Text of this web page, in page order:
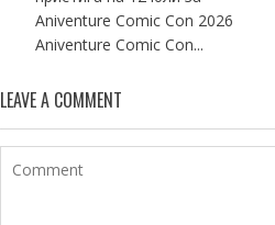
Aniventure Comic Con 2026
Aniventure Comic Con...
LEAVE A COMMENT